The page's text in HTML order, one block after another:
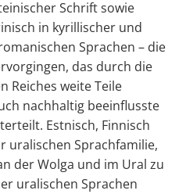
Schrift sowie
in kyrillischer und
Sprachen – die
das durch die
Reiches weite Teile
nachhaltig beeinflusste
Estnisch, Finnisch
uralischen Sprachfamilie,
der Wolga und im Ural zu
uralischen Sprachen